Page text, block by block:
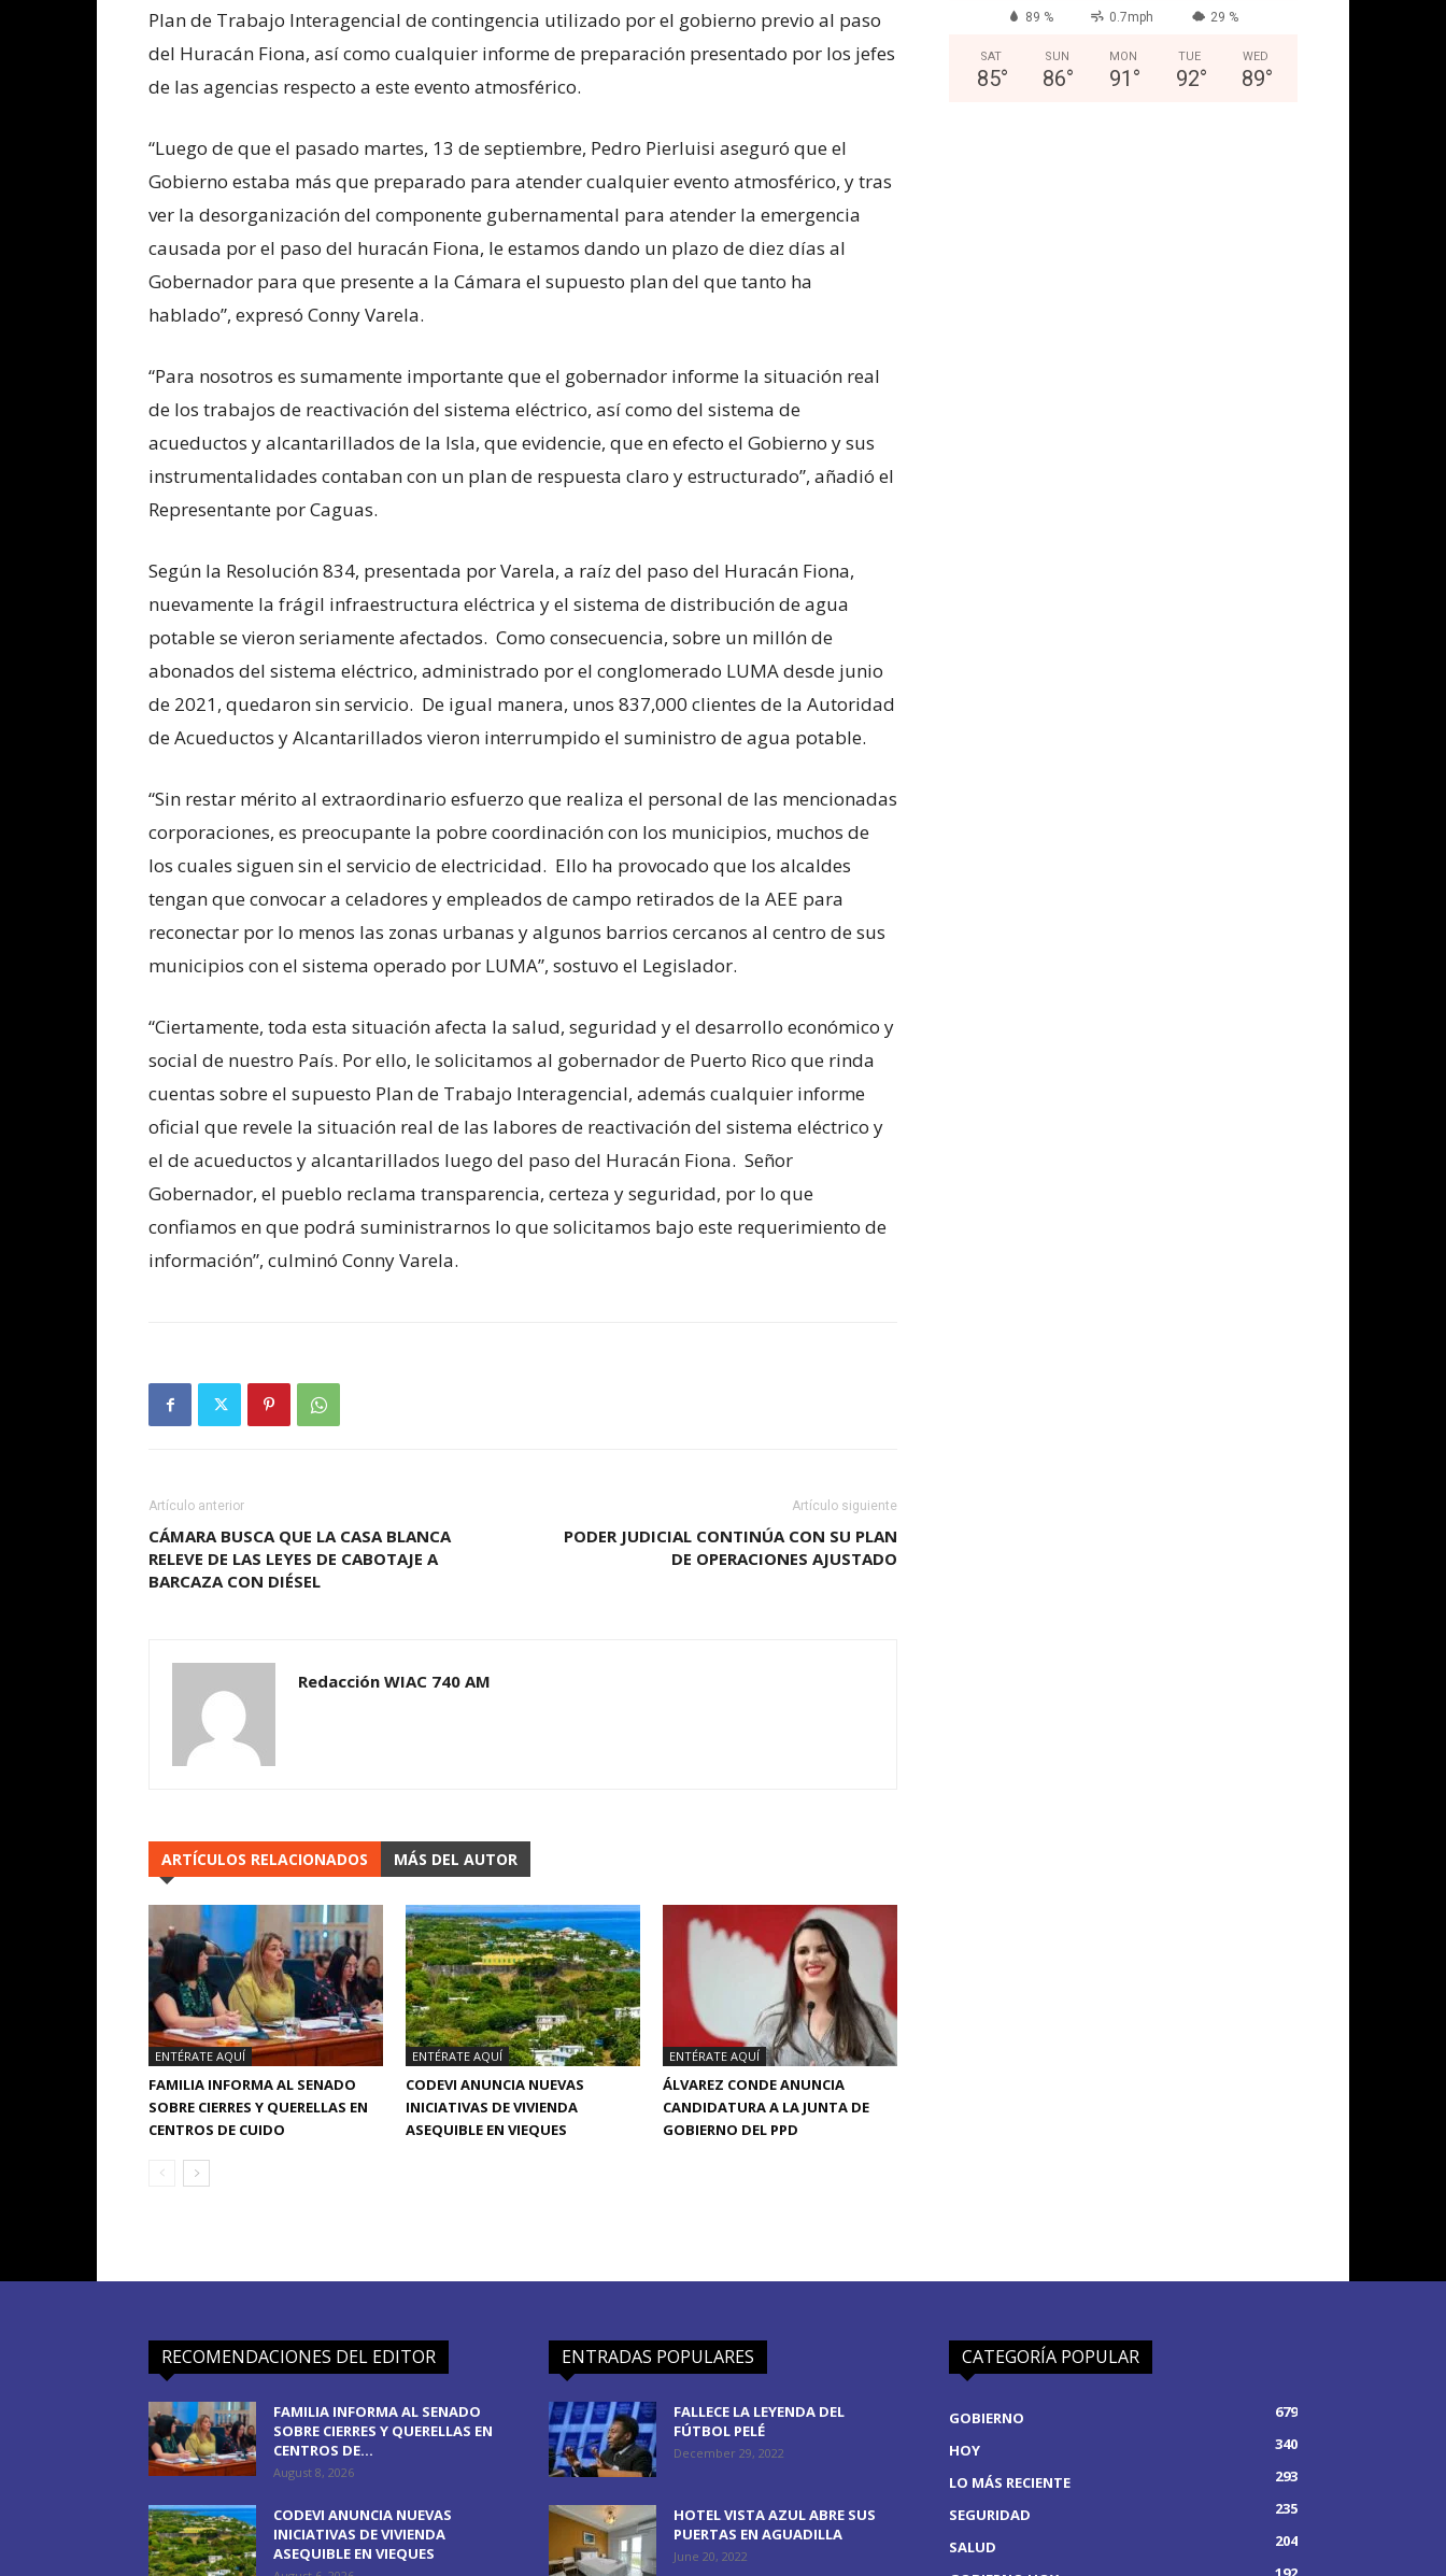
Plan de Trabajo Interagencial de contingencia utilizado por el gobierno previo al paso
del Huracán Fiona, así como cualquier informe de preparación presentado por los jefes
de las agencias respecto a este evento atmosférico.
“Luego de que el pasado martes, 13 de septiembre, Pedro Pierluisi aseguró que el
Gobierno estaba más que preparado para atender cualquier evento atmosférico, y tras
ver la desorganización del componente gubernamental para atender la emergencia
causada por el paso del huracán Fiona, le estamos dando un plazo de diez días al
Gobernador para que presente a la Cámara el supuesto plan del que tanto ha
hablado”, expresó Conny Varela.
“Para nosotros es sumamente importante que el gobernador informe la situación real
de los trabajos de reactivación del sistema eléctrico, así como del sistema de
acueductos y alcantarillados de la Isla, que evidencie, que en efecto el Gobierno y sus
instrumentalidades contaban con un plan de respuesta claro y estructurado”, añadió el
Representante por Caguas.
Según la Resolución 834, presentada por Varela, a raíz del paso del Huracán Fiona,
nuevamente la frágil infraestructura eléctrica y el sistema de distribución de agua
potable se vieron seriamente afectados. Como consecuencia, sobre un millón de
abonados del sistema eléctrico, administrado por el conglomerado LUMA desde junio
de 2021, quedaron sin servicio. De igual manera, unos 837,000 clientes de la Autoridad
de Acueductos y Alcantarillados vieron interrumpido el suministro de agua potable.
“Sin restar mérito al extraordinario esfuerzo que realiza el personal de las mencionadas
corporaciones, es preocupante la pobre coordinación con los municipios, muchos de
los cuales siguen sin el servicio de electricidad. Ello ha provocado que los alcaldes
tengan que convocar a celadores y empleados de campo retirados de la AEE para
reconectar por lo menos las zonas urbanas y algunos barrios cercanos al centro de sus
municipios con el sistema operado por LUMA”, sostuvo el Legislador.
“Ciertamente, toda esta situación afecta la salud, seguridad y el desarrollo económico y
social de nuestro País. Por ello, le solicitamos al gobernador de Puerto Rico que rinda
cuentas sobre el supuesto Plan de Trabajo Interagencial, además cualquier informe
oficial que revele la situación real de las labores de reactivación del sistema eléctrico y
el de acueductos y alcantarillados luego del paso del Huracán Fiona. Señor
Gobernador, el pueblo reclama transparencia, certeza y seguridad, por lo que
confiamos en que podrá suministrarnos lo que solicitamos bajo este requerimiento de
información”, culminó Conny Varela.
Artículo anterior
CÁMARA BUSCA QUE LA CASA BLANCA
RELEVE DE LAS LEYES DE CABOTAJE A
BARCAZA CON DIÉSEL
Artículo siguiente
PODER JUDICIAL CONTINÚA CON SU PLAN
DE OPERACIONES AJUSTADO
Redacción WIAC 740 AM
ARTÍCULOS RELACIONADOS MÁS DEL AUTOR
ENTÉRATE AQUÍ
FAMILIA INFORMA AL SENADO
SOBRE CIERRES Y QUERELLAS EN
CENTROS DE CUIDO
ENTÉRATE AQUÍ
CODEVI ANUNCIA NUEVAS
INICIATIVAS DE VIVIENDA
ASEQUIBLE EN VIEQUES
ENTÉRATE AQUÍ
ÁLVAREZ CONDE ANUNCIA
CANDIDATURA A LA JUNTA DE
GOBIERNO DEL PPD
89 % 0.7mph 29 %
SAT
85°
SUN
86°
MON
91 °
TUE
92°
WED
89°
RECOMENDACIONES DEL EDITOR
FAMILIA INFORMA AL SENADO
SOBRE CIERRES Y QUERELLAS EN
CENTROS DE...
August 8, 2026
CODEVI ANUNCIA NUEVAS
INICIATIVAS DE VIVIENDA
ASEQUIBLE EN VIEQUES
ENTRADAS POPULARES
FALLECE LA LEYENDA DEL
FÚTBOL PELÉ
December 29, 2022
HOTEL VISTA AZUL ABRE SUS
PUERTAS EN AGUADILLA
June 20, 2022
CATEGORÍA POPULAR
GOBIERNO
679
HOY
340
LO MÁS RECIENTE
293
SEGURIDAD
235
SALUD
204